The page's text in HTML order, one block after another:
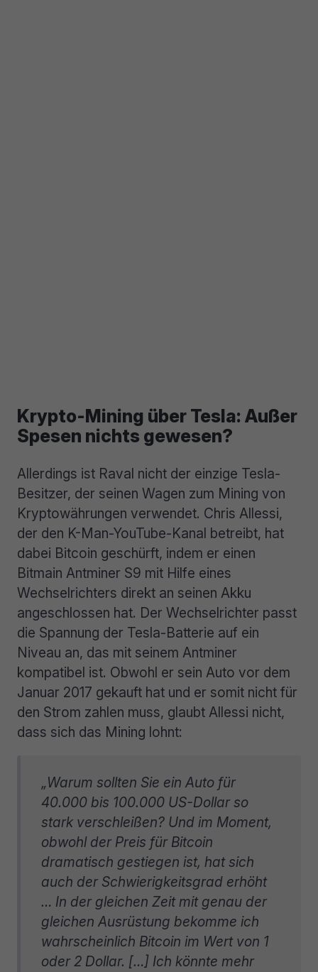
Krypto-Mining über Tesla: Außer
Spesen nichts gewesen?
Allerdings ist Raval nicht der einzige Tesla-
Besitzer, der seinen Wagen zum Mining von
Kryptowährungen verwendet. Chris Allessi,
der den K-Man-YouTube-Kanal betreibt, hat
dabei Bitcoin geschürft, indem er einen
Bitmain Antminer S9 mit Hilfe eines
Wechselrichters direkt an seinen Akku
angeschlossen hat. Der Wechselrichter passt
die Spannung der Tesla-Batterie auf ein
Niveau an, das mit seinem Antminer
kompatibel ist. Obwohl er sein Auto vor dem
Januar 2017 gekauft hat und er somit nicht für
den Strom zahlen muss, glaubt Allessi nicht,
dass sich das Mining lohnt:
„Warum sollten Sie ein Auto für
40.000 bis 100.000 US-Dollar so
stark verschleißen? Und im Moment,
obwohl der Preis für Bitcoin
dramatisch gestiegen ist, hat sich
auch der Schwierigkeitsgrad erhöht
… In der gleichen Zeit mit genau der
gleichen Ausrüstung bekomme ich
wahrscheinlich Bitcoin im Wert von 1
oder 2 Dollar. […] Ich könnte mehr